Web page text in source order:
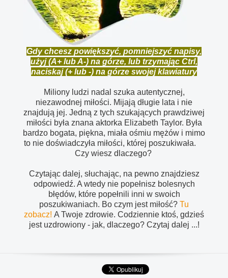
Gdy chcesz powiększyć, pomniejszyć napisy,
użyj (A+ lub A-) na górze, lub trzymając Ctrl,
naciskaj (+ lub -) na górze swojej klawiatury
Miliony ludzi nadal szuka autentycznej,
niezawodnej miłości. Mijają długie lata i nie
znajdują jej. Jedną z tych szukających prawdziwej
miłości była znana aktorka Elizabeth Taylor. Była
bardzo bogata, piękna, miała ośmiu mężów i mimo
to nie doświadczyła miłości, której poszukiwała.
Czy wiesz dlaczego?
Czytając dalej, słuchając, na pewno znajdziesz
odpowiedź. A wtedy nie popełnisz bolesnych
błędów, które popełnili inni w swoich
poszukiwaniach. Bo czym jest miłość? Tu
zobacz! A Twoje zdrowie. Codziennie ktoś, gdzieś
jest uzdrowiony - jak, dlaczego? Czytaj dalej ...!